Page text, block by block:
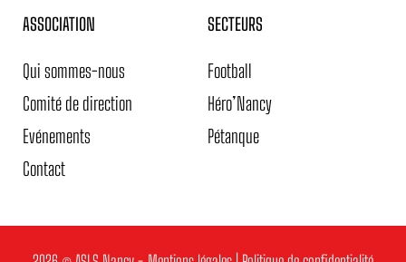
ASSOCIATION
Qui sommes-nous
Comité de direction
Evénements
Contact
SECTEURS
Football
Héro’Nancy
Pétanque